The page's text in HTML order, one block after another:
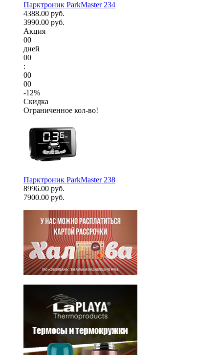
Парктроник ParkMaster 234
4388.00 руб.
3990.00 руб.
Акция
00
дней
00
:
00
00
-12%
Скидка
Ограниченное кол-во!
Парктроник ParkMaster 238
8996.00 руб.
7900.00 руб.